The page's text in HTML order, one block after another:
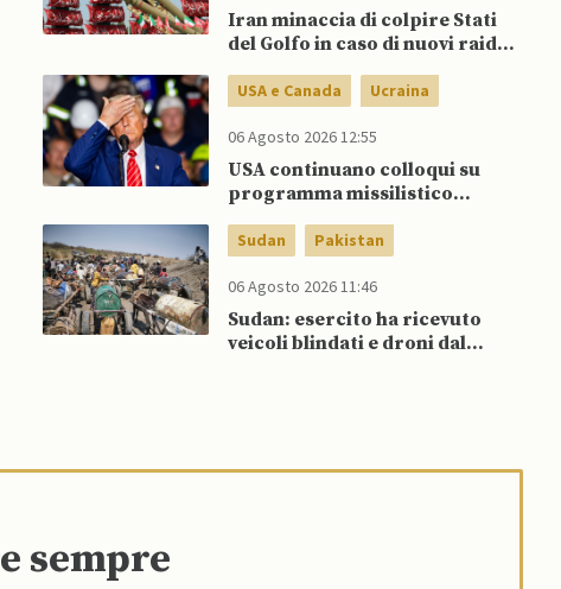
Iran minaccia di colpire Stati
del Golfo in caso di nuovi raid
USA e Canada Ucraina
06 Agosto 2026 12:55
USA continuano colloqui su
programma missilistico
dubbi di Trump, affermano
Sudan Pakistan
06 Agosto 2026 11:46
Sudan: esercito ha ricevuto
veicoli blindati e droni dal
sempre